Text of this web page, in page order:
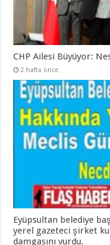
CHP Ailesi Büyüyor:
2 hafta önce
Eyüpsultan belediye
yerel gazeteci şirket
damgasını vurdu.